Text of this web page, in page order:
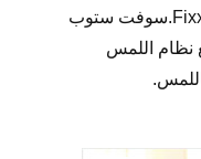
انقر فوق نظام التثبيت المجاني لأداة Fixx.سوفت ستوب
نظام اللمس